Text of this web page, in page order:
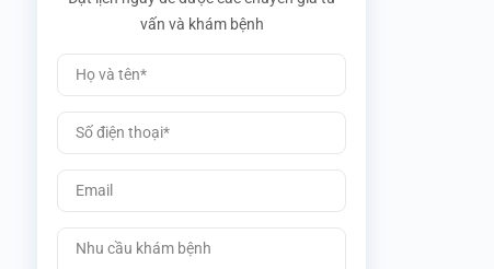
vấn và khám bệnh